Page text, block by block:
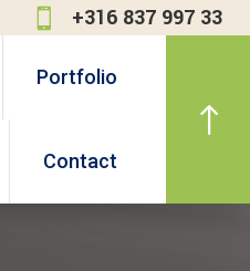
 +316 837 997 33
Portfolio
Contact
!